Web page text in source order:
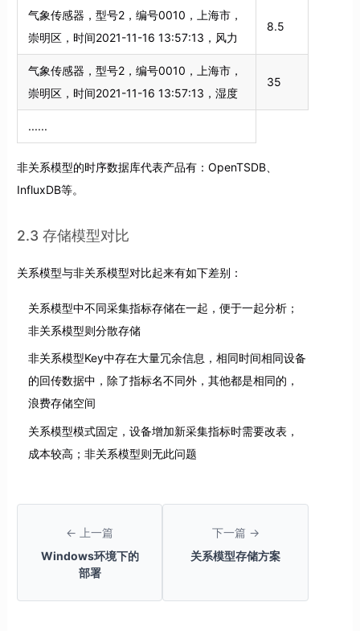
气象传感器，型号2，编号0010，上海市，
崇明区，时间2021-11-16 13:57:13，风力
8.5
气象传感器，型号2，编号0010，上海市，
崇明区，时间2021-11-16 13:57:13，湿度
35
......
非关系模型的时序数据库代表产品有：OpenTSDB、
InfluxDB等。
2.3 存储模型对比
关系模型与非关系模型对比起来有如下差别：
关系模型中不同采集指标存储在一起，便于一起分析；
非关系模型则分散存储
非关系模型Key中存在大量冗余信息，相同时间相同设备
的回传数据中，除了指标名不同外，其他都是相同的，
浪费存储空间
关系模型模式固定，设备增加新采集指标时需要改表，
成本较高；非关系模型则无此问题
← 上一篇
Windows环境下的
部署
下一篇 →
关系模型存储方案